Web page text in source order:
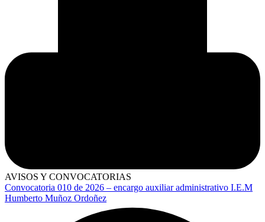
AVISOS Y CONVOCATORIAS
Convocatoria 010 de 2026 – encargo auxiliar administrativo I.E.M
Humberto Muñoz Ordoñez